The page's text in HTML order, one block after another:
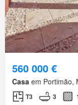
560 000 €
Casa em Portimão,
T3 3